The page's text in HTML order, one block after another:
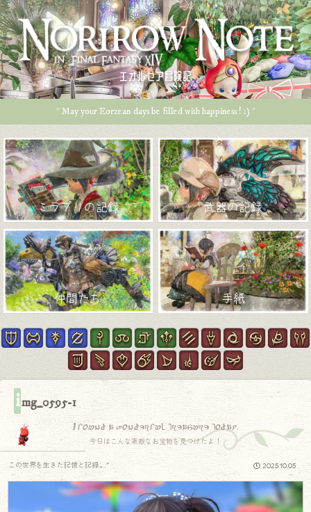
エオルゼア冒険記
* May your Eorzean days be filled with happiness ! :) *
ミラプリの記録 武器の記録
仲間たち 手紙
img_0595-1
I found a wonderful treasure today.
今日はこんな素敵なお宝物を見つけたよ！
2025.10.05
この世界を生きた記憶と記録.｡.:*